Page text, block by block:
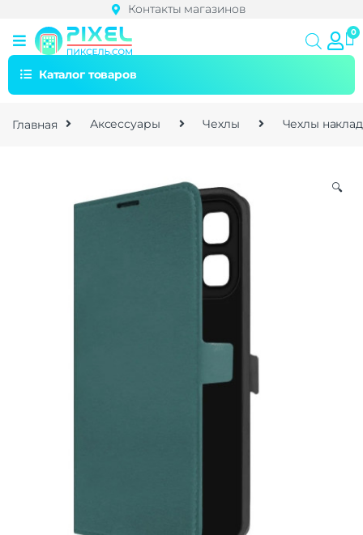
Контакты магазинов
Каталог товаров
Главная Аксессуары Чехлы Чехлы
🔍